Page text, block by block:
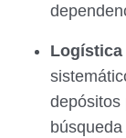
Logística
depósitos